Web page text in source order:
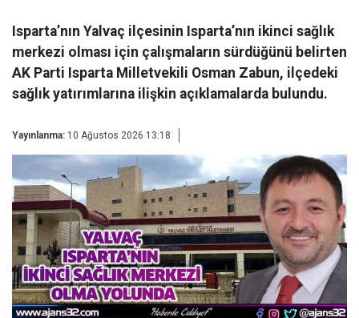
Isparta’nın Yalvaç ilçesinin Isparta’nın ikinci sağlık
merkezi olması için çalışmaların sürdüğünü belirten
AK Parti Isparta Milletvekili Osman Zabun, ilçedeki
sağlık yatırımlarına ilişkin açıklamalarda bulundu.
Yayınlanma: 10 Ağustos 2026 13:18